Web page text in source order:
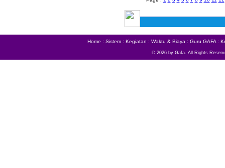
Home : Sistem : Kegiatan : Waktu & Biaya : Guru GAFA :
© 2026 by Gafa. All Rights